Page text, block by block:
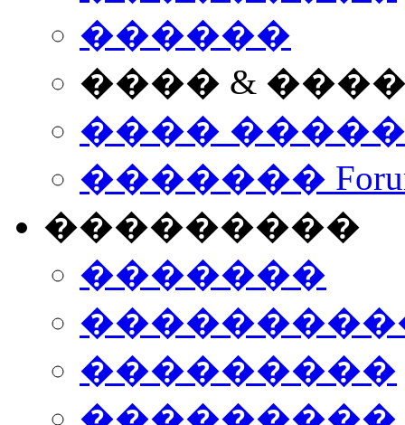
������
���� &
����
�������
���������
�������
���������